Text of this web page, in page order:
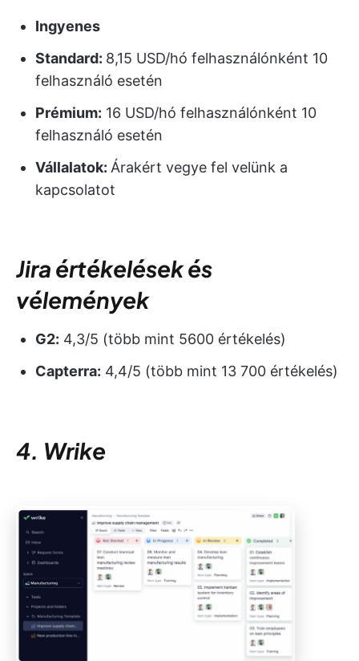
Ingyenes
Standard: 8,15 USD/hó felhasználónként 10
felhasználó esetén
Prémium: 16 USD/hó felhasználónként 10
felhasználó esetén
Vállalatok: Árakért vegye fel velünk a
kapcsolatot
Jira értékelések és
vélemények
G2: 4,3/5 (több mint 5600 értékelés)
Capterra: 4,4/5 (több mint 13 700 értékelés)
4. Wrike